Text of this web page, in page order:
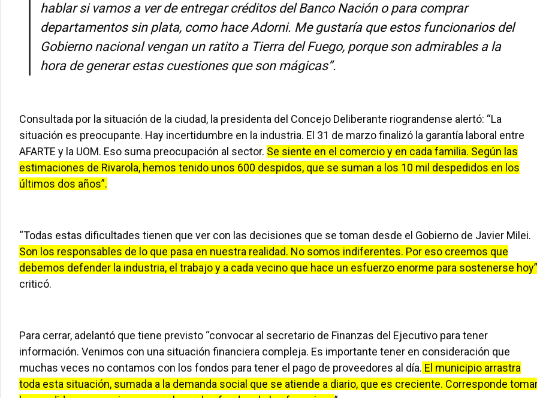
hablar si vamos a ver de entregar créditos del Banco Nación o para comprar
departamentos sin plata, como hace Adorni. Me gustaría que estos funcionarios del
Gobierno nacional vengan un ratito a Tierra del Fuego, porque son admirables a la
hora de generar estas cuestiones que son mágicas”.
Consultada por la situación de la ciudad, la presidenta del Concejo Deliberante riograndense alertó: “La
situación es preocupante. Hay incertidumbre en la industria. El 31 de marzo finalizó la garantía laboral entre
AFARTE y la UOM. Eso suma preocupación al sector. Se siente en el comercio y en cada familia. Según las
estimaciones de Rivarola, hemos tenido unos 600 despidos, que se suman a los 10 mil despedidos en los
últimos dos años”.
“Todas estas dificultades tienen que ver con las decisiones que se toman desde el Gobierno de Javier Milei.
Son los responsables de lo que pasa en nuestra realidad. No somos indiferentes. Por eso creemos que
debemos defender la industria, el trabajo y a cada vecino que hace un esfuerzo enorme para sostenerse hoy”
criticó.
Para cerrar, adelantó que tiene previsto “convocar al secretario de Finanzas del Ejecutivo para tener
información. Venimos con una situación financiera compleja. Es importante tener en consideración que
muchas veces no contamos con los fondos para tener el pago de proveedores al día. El municipio arrastra
toda esta situación, sumada a la demanda social que se atiende a diario, que es creciente. Corresponde